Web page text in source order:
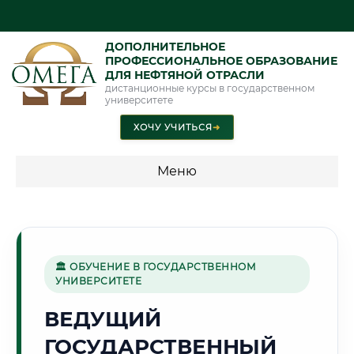
ДОПОЛНИТЕЛЬНОЕ
ПРОФЕССИОНАЛЬНОЕ ОБРАЗОВАНИЕ
ДЛЯ НЕФТЯНОЙ ОТРАСЛИ
дистанционные курсы в государственном
университете
ХОЧУ УЧИТЬСЯ➜
Меню
Г. СИМФЕРОПОЛЬ
🏛 ОБУЧЕНИЕ В ГОСУДАРСТВЕННОМ
УНИВЕРСИТЕТЕ
ВЕДУЩИЙ
ГОСУДАРСТВЕННЫЙ